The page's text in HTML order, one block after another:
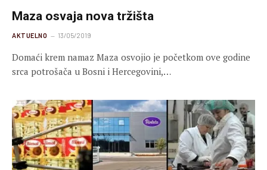
Maza osvaja nova tržišta
AKTUELNO 13/05/2019
Domaći krem namaz Maza osvojio je početkom ove godine
srca potrošača u Bosni i Hercegovini,…